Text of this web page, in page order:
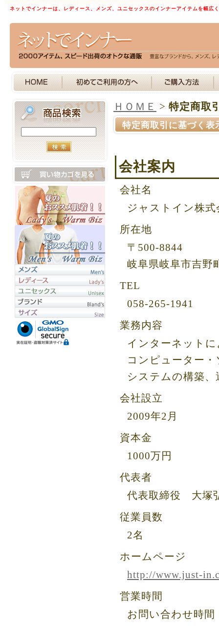
ネットでインナーは、レディース、メンズ、ユニセックスのインナーアイテムを幅広
ＨＯＭＥ > 特定商取
特定商取引に基づく表
会社案内
会社名
ジャストイン株式
所在地
〒500-8844
岐阜県岐阜市吉
TEL
058-265-1941
業務内容
インターネット
コンピューター
システムの構築、
会社設立
2009年2月
資本金
1000万円
代表者
代表取締役 大塚
従業員数
2名
ホームページ
http://www.just-
営業時間
お問い合わせ時